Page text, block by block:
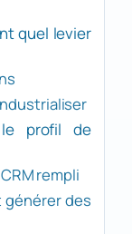
quel levier
profil de
rempli
générer des